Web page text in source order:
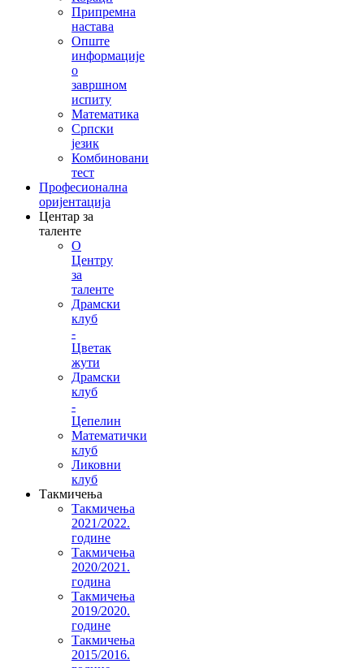
Припремна
настава
Опште
информације
о
завршном
испиту
Математика
Српски
језик
Комбиновани
тест
Професионална
оријентација
Центар за
таленте
О
Центру
за
таленте
Драмски
клуб
-
Цветак
жути
Драмски
клуб
-
Цепелин
Математички
клуб
Ликовни
клуб
Такмичења
Такмичења
2021/2022.
године
Такмичења
2020/2021.
година
Такмичења
2019/2020.
године
Такмичења
2015/2016.